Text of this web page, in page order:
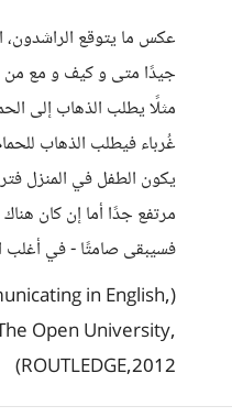
عكس ما يتوقع الراشدون،
جيدًا متى و كيف و مع من
مثلًا يطلب الذهاب إلى
غُرباء فيطلب الذهاب
يكون الطفل في المنزل
مرتفع جدًا أما إن كان
فسيبقى صامتًا - في أغلب
in English,
Open University,
ROUTLEDGE,2012)